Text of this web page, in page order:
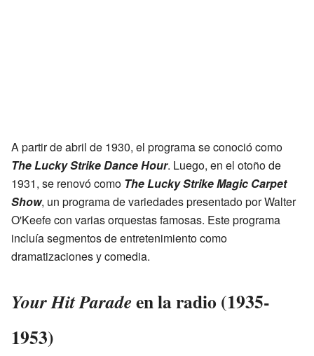
A partir de abril de 1930, el programa se conoció como
The Lucky Strike Dance Hour. Luego, en el otoño de
1931, se renovó como The Lucky Strike Magic Carpet
Show, un programa de variedades presentado por Walter
O'Keefe con varias orquestas famosas. Este programa
incluía segmentos de entretenimiento como
dramatizaciones y comedia.
Your Hit Paradeen la radio (1935-
1953)